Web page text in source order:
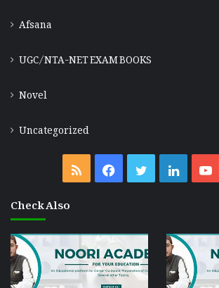
Afsana
UGC/NTA-NET EXAM BOOKS
Novel
Uncategorized
Check Also